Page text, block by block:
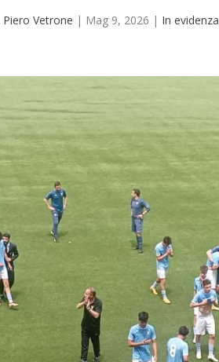
Piero Vetrone | Mag 9, 2026 | In evidenza